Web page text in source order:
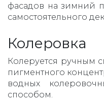
фасадов на зимний
самостоятельного
Колеровка
Колеруется ручным
пигментного
водных
способом.